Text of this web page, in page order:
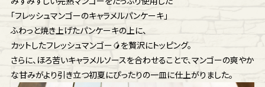
「フレッシュマンゴーのキャラメルパンケーキ」
ふわっと焼き上げたパンケーキの上に、
カットしたフレッシュマンゴー🥭を贅沢にトッピング。
さらに、ほろ苦いキャラメルソースを合わせることで、マンゴーの爽やか
な甘みがより引き立つ初夏にぴったりの一皿に仕上がりました。